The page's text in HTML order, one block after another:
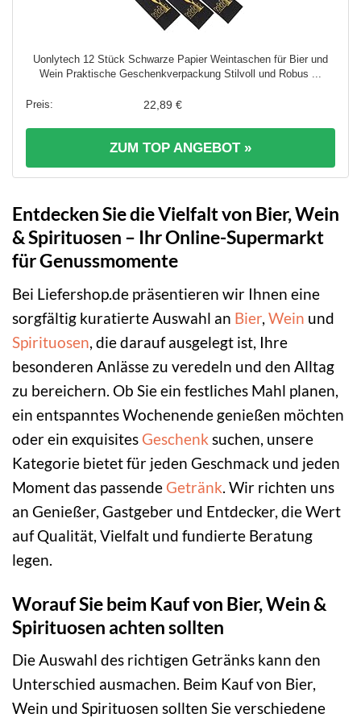
Uonlytech 12 Stück Schwarze Papier Weintaschen für Bier und
Wein Praktische Geschenkverpackung Stilvoll und Robus ...
22,89 €
ZUM TOP ANGEBOT »
Entdecken Sie die Vielfalt von Bier, Wein
& Spirituosen – Ihr Online-Supermarkt
für Genussmomente
Bei Liefershop.de präsentieren wir Ihnen eine
sorgfältig kuratierte Auswahl an Bier, Wein und
Spirituosen, die darauf ausgelegt ist, Ihre
besonderen Anlässe zu veredeln und den Alltag
zu bereichern. Ob Sie ein festliches Mahl planen,
ein entspanntes Wochenende genießen möchten
oder ein exquisites Geschenk suchen, unsere
Kategorie bietet für jeden Geschmack und jeden
Moment das passende Getränk. Wir richten uns
an Genießer, Gastgeber und Entdecker, die Wert
auf Qualität, Vielfalt und fundierte Beratung
legen.
Worauf Sie beim Kauf von Bier, Wein &
Spirituosen achten sollten
Die Auswahl des richtigen Getränks kann den
Unterschied ausmachen. Beim Kauf von Bier,
Wein und Spirituosen sollten Sie verschiedene